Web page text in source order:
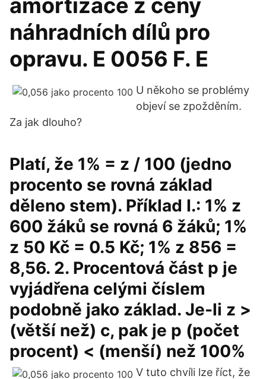
amortizace z ceny
náhradních dílů pro
opravu. E 0056 F. E
U někoho se problémy
objeví se zpožděním.
Za jak dlouho?
Platí, že 1% = z / 100 (jedno
procento se rovná základ
děleno stem). Příklad I.: 1% z
600 žáků se rovná 6 žáků; 1%
z 50 Kč = 0.5 Kč; 1% z 856 =
8,56. 2. Procentová část p je
vyjádřena celými číslem
podobně jako základ. Je-li z >
(větší než) c, pak je p (počet
procent) < (menší) než 100%
V tuto chvíli lze říct, že